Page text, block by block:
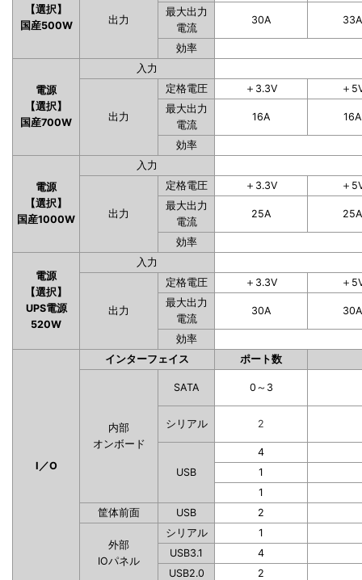
【選択】
国産500W
出力
最大出力
電流
30A 33A
効率
電源
【選択】
国産700W
入力
出力
定格電圧 ＋3.3V
＋
最大出力
電流
16A 16A
効率
電源
【選択】
国産1000W
入力
出力
定格電圧 ＋3.3V
＋
最大出力
電流
25A 25A
効率
電源
【選択】
UPS電源
520W
入力
出力
定格電圧 ＋3.3V
＋
最大出力
電流
30A 30A
効率
I／O
インターフェイス ポート数
内部
オンボード
SATA 0～3
シリアル 2
USB
4
1
1
筐体前面
USB 2
外部
IOパネル
シリアル
1
USB3.1
4
USB2.0
2